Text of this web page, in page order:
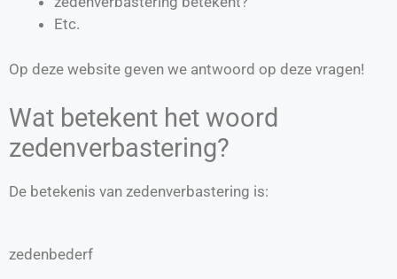
Etc.
Op deze website geven we antwoord op deze vragen!
Wat betekent het woord
zedenverbastering?
De betekenis van zedenverbastering is:
zedenbederf